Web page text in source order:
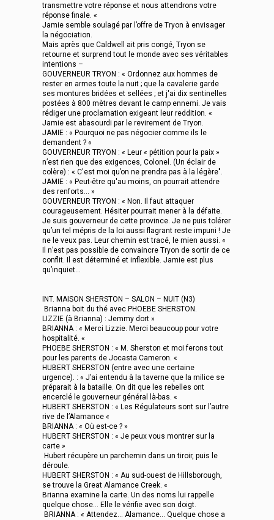
transmettre votre réponse et nous attendrons votre
réponse finale. «
Jamie semble soulagé par l’offre de Tryon à envisager
la négociation.
Mais après que Caldwell ait pris congé, Tryon se
retourne et surprend tout le monde avec ses véritables
intentions –
GOUVERNEUR TRYON : « Ordonnez aux hommes de
rester en armes toute la nuit ; que la cavalerie garde
ses montures bridées et sellées ; et j'ai dix sentinelles
postées à 800 mètres devant le camp ennemi. Je vais
rédiger une proclamation exigeant leur reddition. «
Jamie est abasourdi par le revirement de Tryon.
JAMIE : « Pourquoi ne pas négocier comme ils le
demandent ? «
GOUVERNEUR TRYON : « Leur « pétition pour la paix »
n’est rien que des exigences, Colonel. (Un éclair de
colère) : « C'est moi qu’on ne prendra pas à la légère".
JAMIE : « Peut-être qu'au moins, on pourrait attendre
des renforts... »
GOUVERNEUR TRYON : « Non. Il faut attaquer
courageusement. Hésiter pourrait mener à la défaite.
Je suis gouverneur de cette province. Je ne puis tolérer
qu’un tel mépris de la loi aussi flagrant reste impuni ! Je
ne le veux pas. Leur chemin est tracé, le mien aussi. «
Il n’est pas possible de convaincre Tryon de sortir de ce
conflit. Il est déterminé et inflexible. Jamie est plus
qu’inquiet…
INT. MAISON SHERSTON – SALON – NUIT (N3)
Brianna boit du thé avec PHOEBE SHERSTON.
LIZZIE (à Brianna) : Jemmy dort »
BRIANNA : « Merci Lizzie. Merci beaucoup pour votre
hospitalité. «
PHOEBE SHERSTON : « M. Sherston et moi ferons tout
pour les parents de Jocasta Cameron. «
HUBERT SHERSTON (entre avec une certaine
urgence). : « J’ai entendu à la taverne que la milice se
préparait à la bataille. On dit que les rebelles ont
encerclé le gouverneur général là-bas. «
HUBERT SHERSTON : « Les Régulateurs sont sur l’autre
rive de l’Alamance «
BRIANNA : « Où est-ce ? »
HUBERT SHERSTON : « Je peux vous montrer sur la
carte »
Hubert récupère un parchemin dans un tiroir, puis le
déroule.
HUBERT SHERSTON : « Au sud-ouest de Hillsborough,
se trouve la Great Alamance Creek. «
Brianna examine la carte. Un des noms lui rappelle
quelque chose... Elle le vérifie avec son doigt.
BRIANNA : « Attendez… Alamance... Quelque chose a